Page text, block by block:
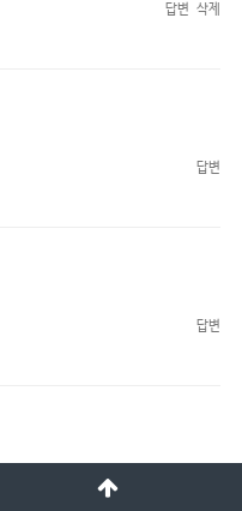
답변 삭제
답변
답변